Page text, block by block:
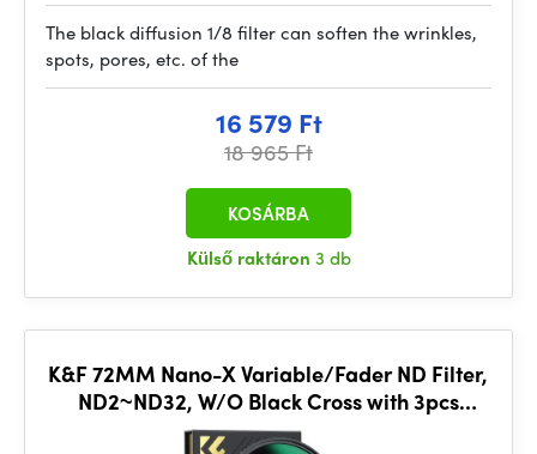
The black diffusion 1/8 filter can soften the wrinkles,
spots, pores, etc. of the
16 579 Ft
18 965 Ft
Külső raktáron 3 db
KOSÁRBA
K&F 72MM Nano-X Variable/Fader ND Filter,
ND2~ND32, W/O Black Cross with 3pcs
cleaning cloths